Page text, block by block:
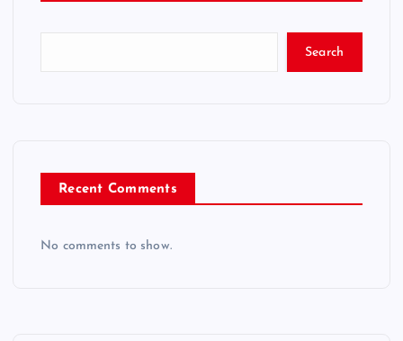
Search
Recent Comments
No comments to show.